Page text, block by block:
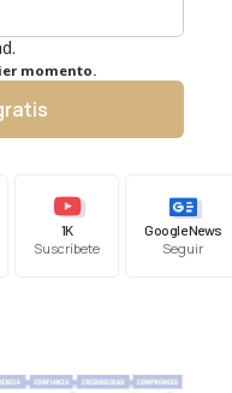
momento.
1K
Suscríbete
Google News
Seguir